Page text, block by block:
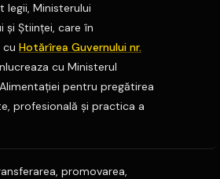
legii, Ministerului
şi Ştiinţei, care în
Hotărîrea Guvernului nr.
cu Ministerul
pentru pregătirea
profesională şi practica a
promovarea,